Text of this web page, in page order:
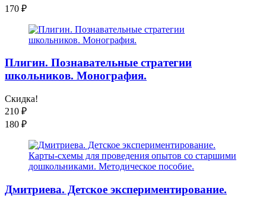
170 ₽
Плигин. Познавательные стратегии
школьников. Монография.
Скидка!
210 ₽
180 ₽
Дмитриева. Детское экспериментирование.